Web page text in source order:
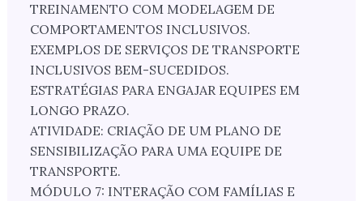
TREINAMENTO COM MODELAGEM DE
COMPORTAMENTOS INCLUSIVOS.
EXEMPLOS DE SERVIÇOS DE TRANSPORTE
INCLUSIVOS BEM-SUCEDIDOS.
ESTRATÉGIAS PARA ENGAJAR EQUIPES EM
LONGO PRAZO.
ATIVIDADE: CRIAÇÃO DE UM PLANO DE
SENSIBILIZAÇÃO PARA UMA EQUIPE DE
TRANSPORTE.
MÓDULO 7: INTERAÇÃO COM FAMÍLIAS E